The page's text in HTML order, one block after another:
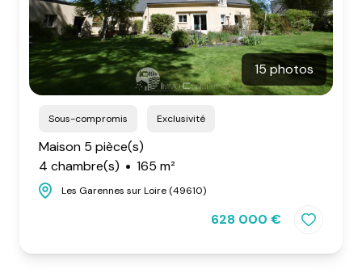
15 photos
Sous-compromis Exclusivité
Maison 5 pièce(s)
4 chambre(s)
165 m²
Les Garennes sur Loire (49610)
628 000 €